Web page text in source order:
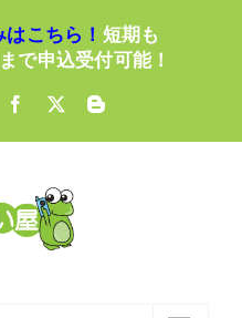
こちら！ 短期も
で申込受付可能！
Facebook
X Blogger